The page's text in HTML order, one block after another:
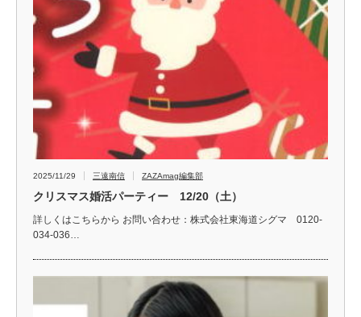
2025/11/29 三遠南信 ZAZAmag編集部
クリスマス婚活パーティー 12/20（土）
詳しくはこちらから お問い合わせ：株式会社東海道シグマ 0120-
034-036…